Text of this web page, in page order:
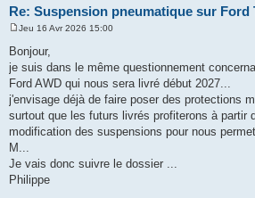
Re: Suspension pneumatique sur Ford
s
s
g
e
Jeu 16 Avr 2026 15:00
Bonjour,
je suis dans le même questionnement
Ford AWD qui nous sera livré début 2027...
j'envisage déjà de faire poser des protections
surtout que les futurs livrés profiterons à partir
modification des suspensions pour nous
M...
Je vais donc suivre le dossier ...
Philippe